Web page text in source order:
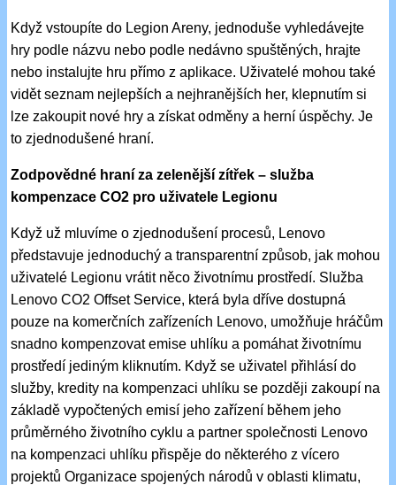
Když vstoupíte do Legion Areny, jednoduše vyhledávejte
hry podle názvu nebo podle nedávno spuštěných, hrajte
nebo instalujte hru přímo z aplikace. Uživatelé mohou také
vidět seznam nejlepších a nejhranějších her, klepnutím si
lze zakoupit nové hry a získat odměny a herní úspěchy. Je
to zjednodušené hraní.
Zodpovědné hraní za zelenější zítřek – služba
kompenzace CO2 pro uživatele Legionu
Když už mluvíme o zjednodušení procesů, Lenovo
představuje jednoduchý a transparentní způsob, jak mohou
uživatelé Legionu vrátit něco životnímu prostředí. Služba
Lenovo CO2 Offset Service, která byla dříve dostupná
pouze na komerčních zařízeních Lenovo, umožňuje hráčům
snadno kompenzovat emise uhlíku a pomáhat životnímu
prostředí jediným kliknutím. Když se uživatel přihlásí do
služby, kredity na kompenzaci uhlíku se později zakoupí na
základě vypočtených emisí jeho zařízení během jeho
průměrného životního cyklu a partner společnosti Lenovo
na kompenzaci uhlíku přispěje do některého z vícero
projektů Organizace spojených národů v oblasti klimatu,